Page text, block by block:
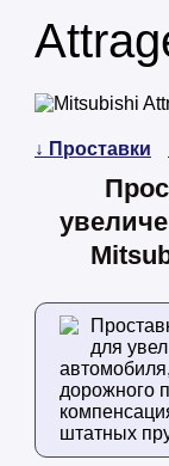
↓ Проставки
для
дорожного
штатных